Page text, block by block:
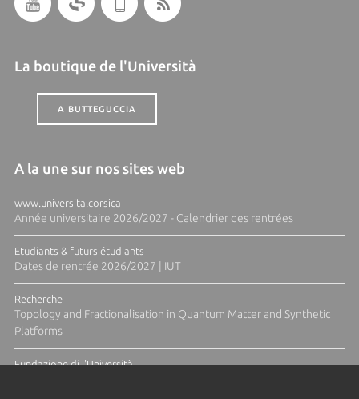
La boutique de l'Università
A BUTTEGUCCIA
A la une sur nos sites web
www.universita.corsica
Année universitaire 2026/2027 - Calendrier des rentrées
Etudiants & futurs étudiants
Dates de rentrée 2026/2027 | IUT
Recherche
Topology and Fractionalisation in Quantum Matter and Synthetic
Platforms
Fundazione di l'Università